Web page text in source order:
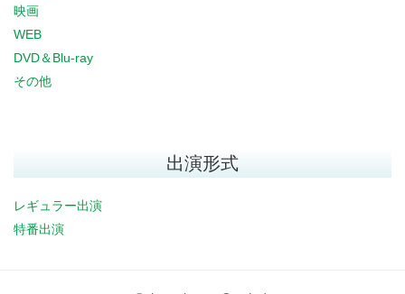
映画
WEB
DVD＆Blu-ray
その他
出演形式
レギュラー出演
特番出演